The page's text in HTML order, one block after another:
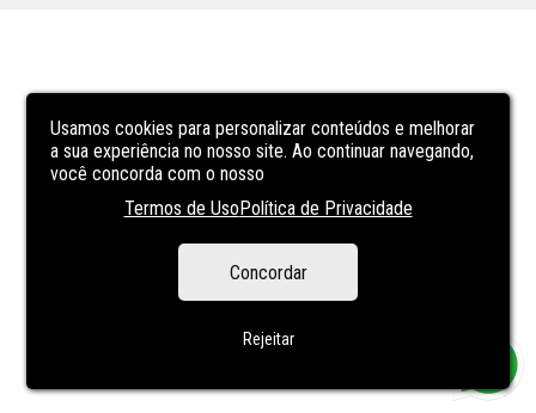
Usamos cookies para personalizar conteúdos e melhorar
a sua experiência no nosso site. Ao continuar navegando,
você concorda com o nosso
Termos de UsoPolítica de Privacidade
Concordar
Rejeitar